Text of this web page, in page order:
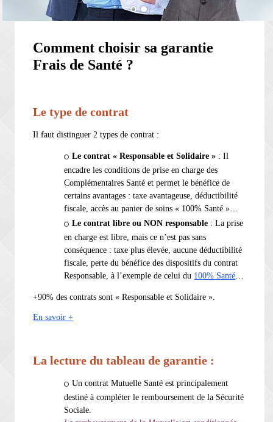
Comment choisir sa garantie
Frais de Santé ?
Le type de contrat
Il faut distinguer 2 types de contrat :
Le contrat « Responsable et Solidaire » : Il
encadre les conditions de prise en charge des
Complémentaires Santé et permet le bénéfice de
certains avantages : taxe avantageuse, déductibilité
fiscale, accès au panier de soins « 100% Santé »…
Le contrat libre ou NON responsable : La prise
en charge est libre, mais ce n’est pas sans
conséquence : taxe plus élevée, aucune déductibilité
fiscale, perte du bénéfice des dispositifs du contrat
Responsable, à l’exemple de celui du 100% Santé…
+90% des contrats sont « Responsable et Solidaire ».
En savoir +
La lecture du tableau de garantie :
Un contrat Mutuelle Santé est principalement
destiné à compléter le remboursement de la Sécurité
Sociale.